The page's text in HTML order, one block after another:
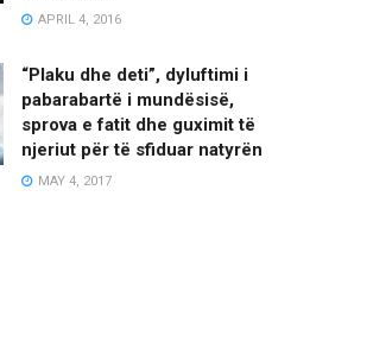
APRIL 4, 2016
“Plaku dhe deti”, dyluftimi i
pabarabartë i mundësisë,
sprova e fatit dhe guximit të
njeriut për të sfiduar natyrën
MAY 4, 2017